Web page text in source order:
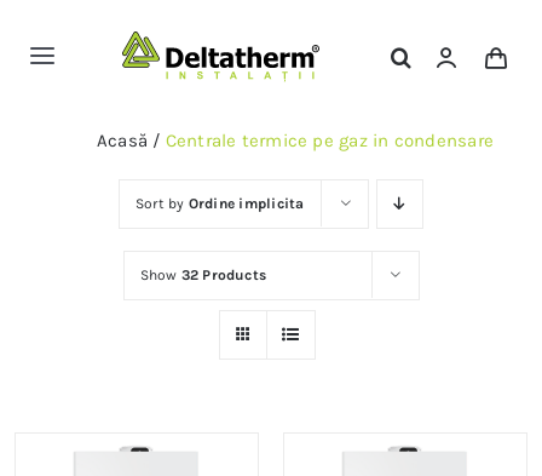
Toggle
Acasă / Centrale termice pe gaz in condensare
Sort by Ordine implicita
Show 32 Products